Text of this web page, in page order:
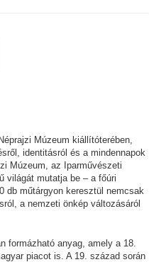
Múzeum kiállítóterében,
identitásról és a mindennapok
Múzeum, az Iparművészeti
világát mutatja be – a főúri
db műtárgyon keresztül nemcsak
a nemzeti önkép változásáról
formázható anyag, amely a 18.
piacot is. A 19. század során